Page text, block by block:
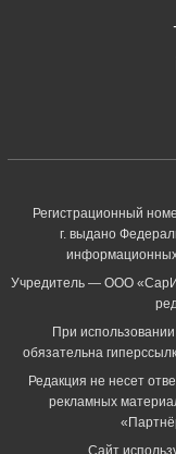
Регистрационный
г. выдано
информационных
Учредитель — ООО
При
обязательна
Редакция не несет
рекламных
Сайт